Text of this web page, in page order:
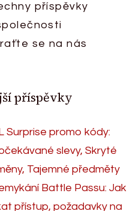
příspěvky
se na nás
příspěvky
Surprise promo kódy:
slevy, Skryté
Tajemné předměty
Battle Passu: Jak
přístup, požadavky na